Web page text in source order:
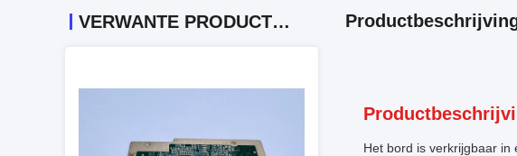
VERWANTE PRODUCTEN
Het bord is verkrijgbaar